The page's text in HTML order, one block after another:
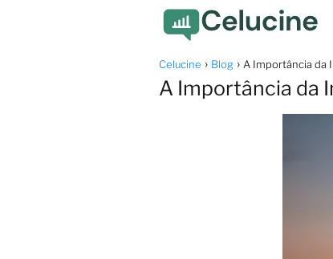
Celucine Blog A Importância da
A Importância da